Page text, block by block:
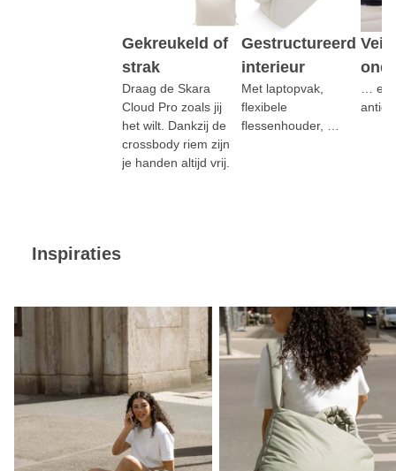
Gekreukeld of
strak
Draag de Skara
Cloud Pro zoals jij
het wilt. Dankzij de
crossbody riem zijn
je handen altijd vrij.
Gestructureerd
interieur
Met laptopvak,
flexibele
flessenhouder, …
…
Inspiraties